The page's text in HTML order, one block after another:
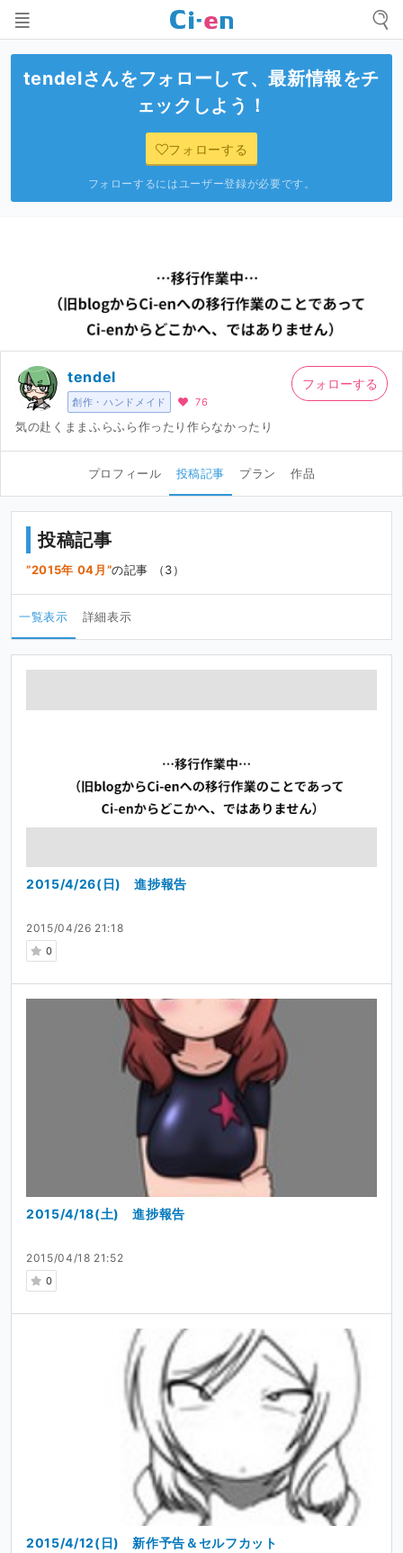
tendelさんをフォローして、最新情報をチ
ェックしよう！
フォローする
フォローするにはユーザー登録が必要です。
創作・ハンドメイド
tendel
76
気の赴くままふらふら作ったり作らなかったり
フォローする
プロフィール 投稿記事 プラン 作品
投稿記事
2015年 04月 の記事 （3）
一覧表示 詳細表示
2015/04/26 21:18
0
2015/4/26(日) 進捗報告
2015/04/18 21:52
0
2015/4/18(土) 進捗報告
2015/4/12(日) 新作予告＆セルフカット